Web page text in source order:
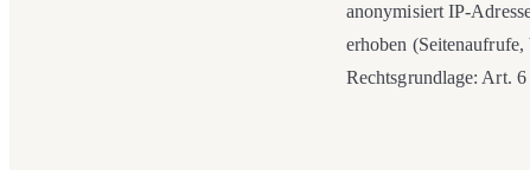
anonymisiert IP-
erhoben
Rechtsgrundlage: Art.